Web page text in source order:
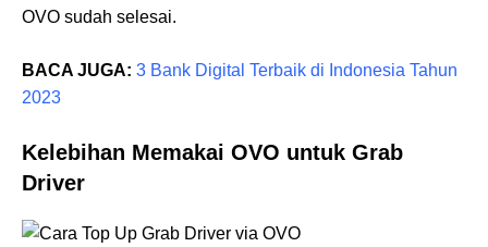
OVO sudah selesai.
BACA JUGA: 3 Bank Digital Terbaik di Indonesia Tahun
2023
Kelebihan Memakai OVO untuk Grab
Driver